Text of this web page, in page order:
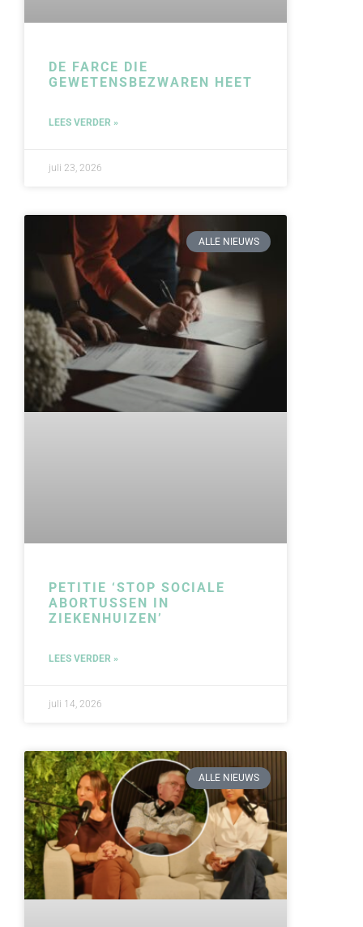
DE FARCE DIE
GEWETENSBEZWAREN HEET
LEES VERDER »
juli 23, 2026
ALLE NIEUWS
PETITIE ‘STOP SOCIALE
ABORTUSSEN IN
ZIEKENHUIZEN’
LEES VERDER »
juli 14, 2026
ALLE NIEUWS